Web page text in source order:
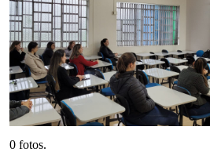
0 fotos.